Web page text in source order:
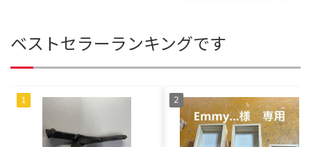
ベストセラーランキングです